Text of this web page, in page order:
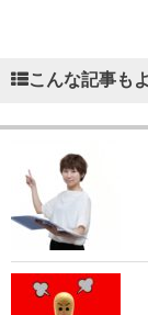
こんな記事も